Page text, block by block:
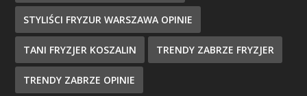
STYLIŚCI FRYZUR WARSZAWA OPINIE
TANI FRYZJER KOSZALIN TRENDY ZABRZE FRYZJER
TRENDY ZABRZE OPINIE